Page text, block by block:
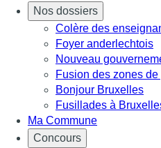
Nos dossiers
Colère des
Foyer anderlechtois
Nouveau
Fusion des zones
Bonjour Bruxelles
Fusillades à
Ma Commune
Concours